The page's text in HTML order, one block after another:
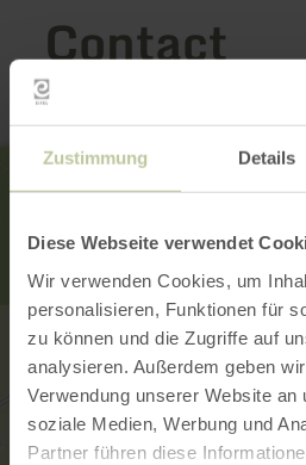
Zustimmung Details
Diese Webseite verwendet
Wir verwenden Cookies, um
personalisieren, Funktionen für
zu können und die Zugriffe auf
analysieren. Außerdem geben
Verwendung unserer Website an
soziale Medien, Werbung und
Partner führen diese
Contact